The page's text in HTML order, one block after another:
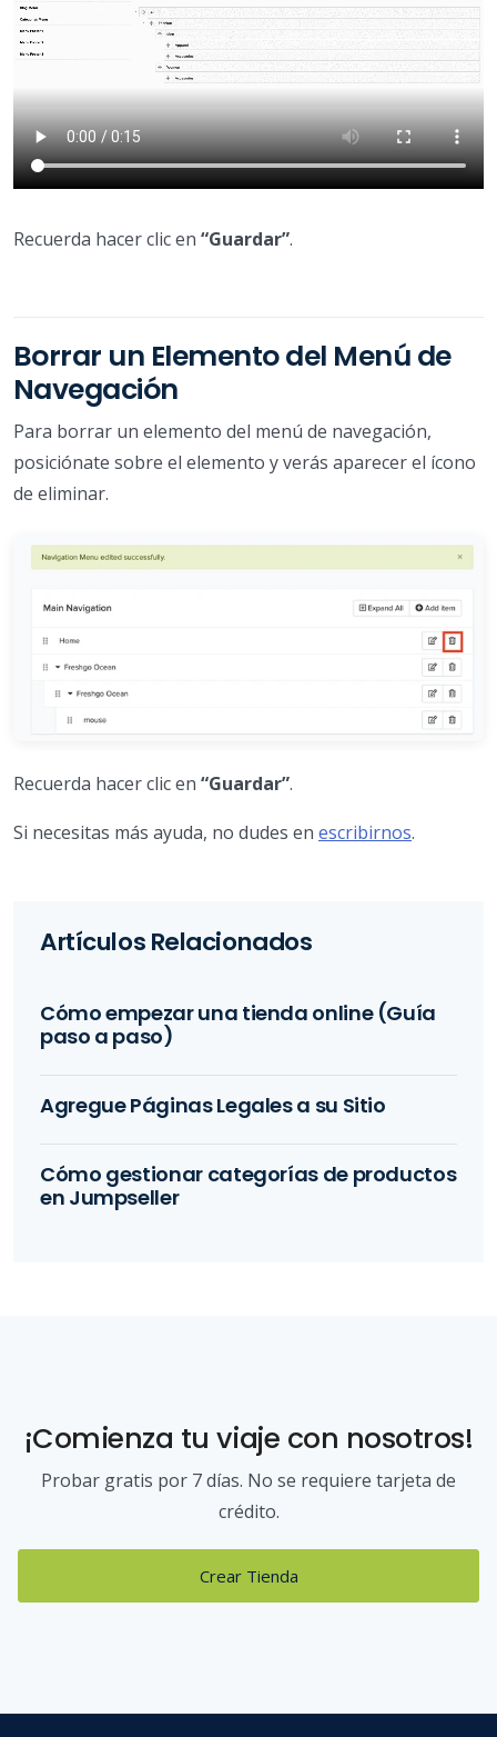
Recuerda hacer clic en “Guardar”.
Borrar un Elemento del Menú de
Navegación
Para borrar un elemento del menú de navegación,
posiciónate sobre el elemento y verás aparecer el ícono
de eliminar.
Recuerda hacer clic en “Guardar”.
Si necesitas más ayuda, no dudes en escribirnos.
Artículos Relacionados
Cómo empezar una tienda online (Guía
paso a paso)
Agregue Páginas Legales a su Sitio
Cómo gestionar categorías de productos
en Jumpseller
¡Comienza tu viaje con nosotros!
Probar gratis por 7 días. No se requiere tarjeta de
crédito.
Crear Tienda